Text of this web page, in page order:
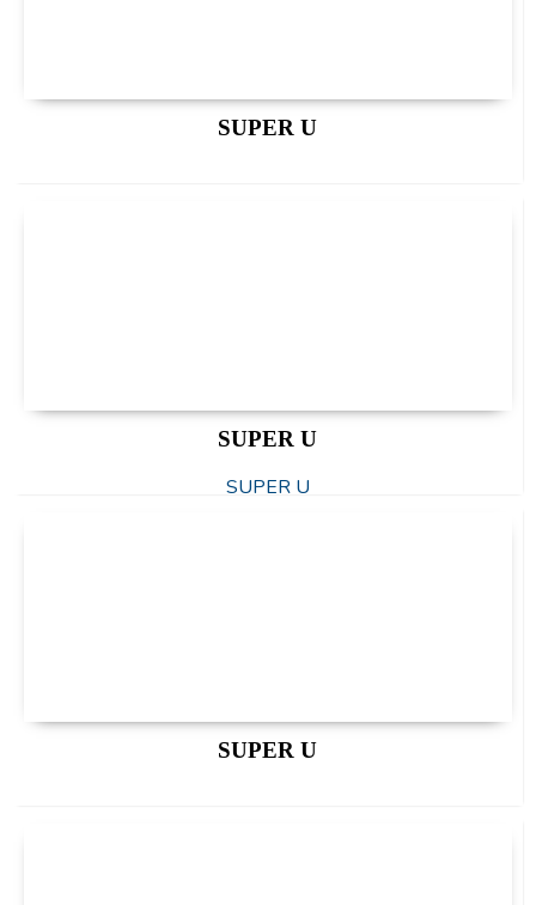
SUPER U
SUPER U
SUPER U
SUPER U